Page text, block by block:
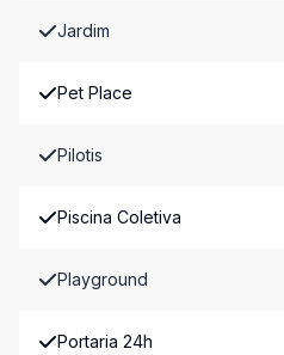
Jardim
Pet Place
Pilotis
Piscina Coletiva
Playground
Portaria 24h